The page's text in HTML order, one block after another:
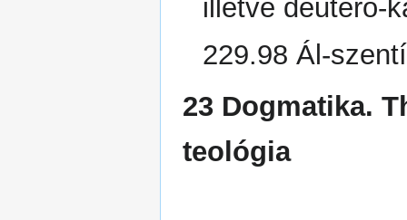
illetve deutero-
229.98 Ál-
23 Dogmatika.
teológia